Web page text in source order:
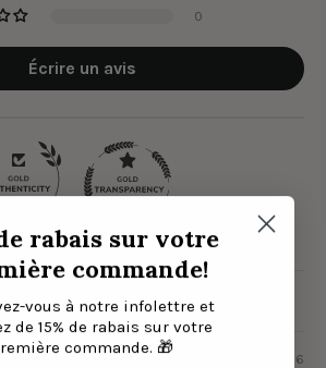
0
Écrire un avis
96.2 96.2
28/07/2026
rabais sur votre
commande!
vous à notre infolettre et
de 15% de rabais sur votre
commande. 🎁